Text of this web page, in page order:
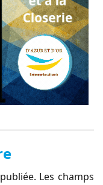
Les champs